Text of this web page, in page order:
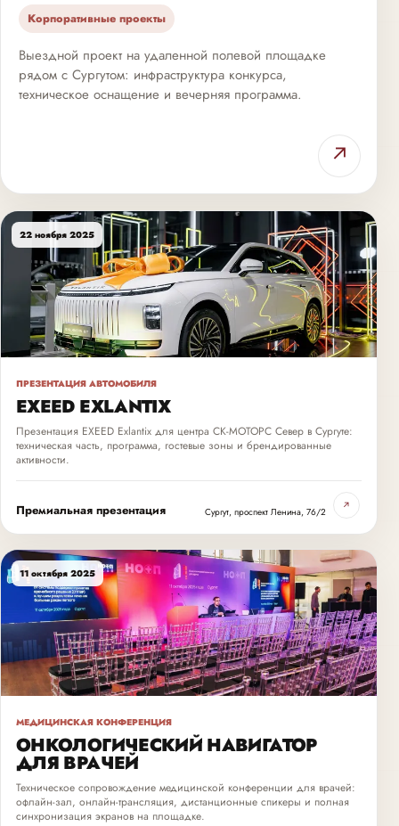
Корпоративные проекты
Выездной проект на удаленной полевой площадке
рядом с Сургутом: инфраструктура конкурса,
техническое оснащение и вечерняя программа.
↗
22 ноября 2025
ПРЕЗЕНТАЦИЯ АВТОМОБИЛЯ
EXEED EXLANTIX
Презентация EXEED Exlantix для центра СК-МОТОРС Север в Сургуте:
техническая часть, программа, гостевые зоны и брендированные
активности.
Премиальная презентация Сургут, проспект Ленина, 76/2 ↗
11 октября 2025
МЕДИЦИНСКАЯ КОНФЕРЕНЦИЯ
ОНКОЛОГИЧЕСКИЙ НАВИГАТОР
ДЛЯ ВРАЧЕЙ
Техническое сопровождение медицинской конференции для врачей:
офлайн-зал, онлайн-трансляция, дистанционные спикеры и полная
синхронизация экранов на площадке.